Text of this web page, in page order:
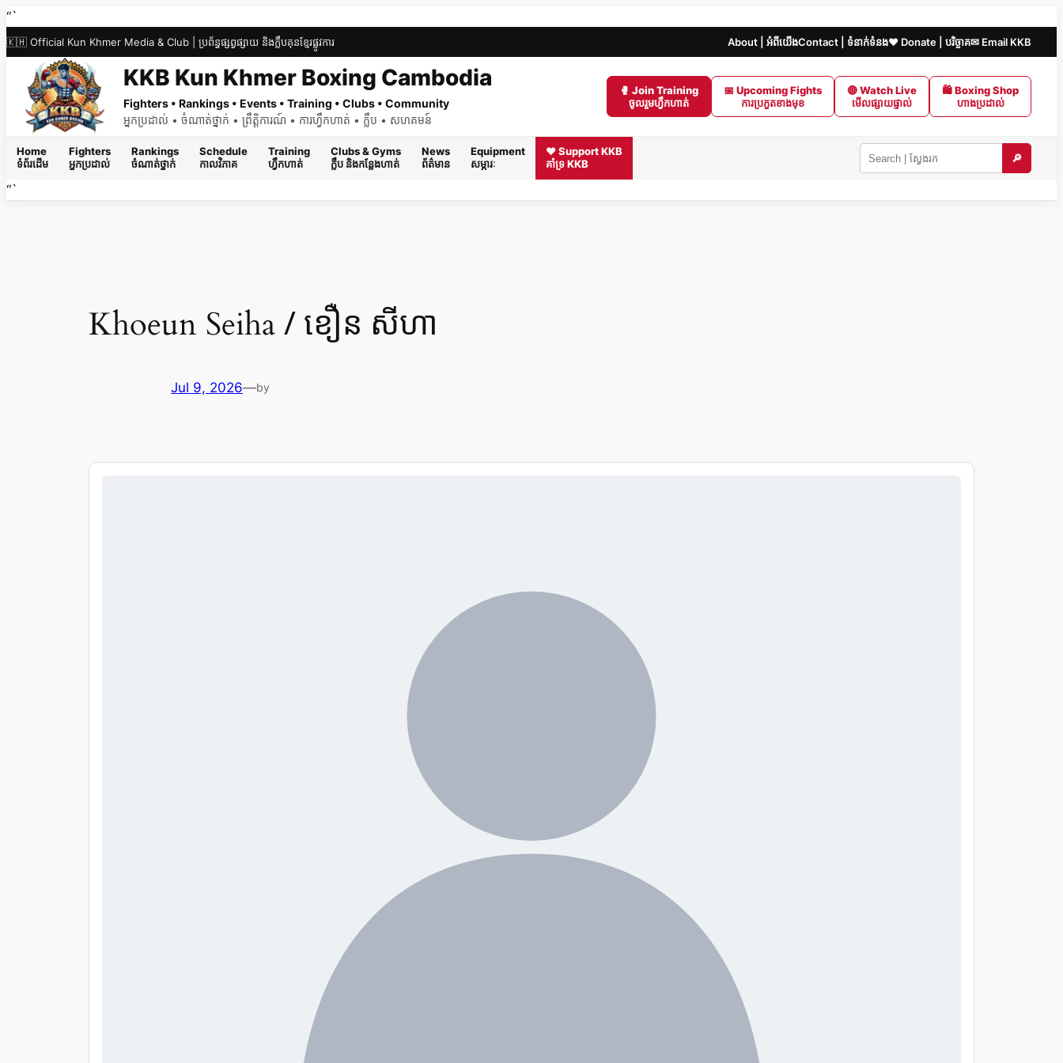
Skip
to
content
“`
🇰🇭 Official Kun Khmer Media & Club | ប្រព័ន្ធផ្សព្វផ្សាយ និងក្លឹបគុនខ្មែរផ្លូវការ About | អំពីយើងContact | ទំនាក់ទំនង❤️ Donate | បរិច្ចាគ✉ Email KKB
KKB Kun Khmer Boxing Cambodia
Fighters • Rankings • Events • Training • Clubs • Community
អ្នកប្រដាល់ • ចំណាត់ថ្នាក់ • ព្រឹត្តិការណ៍ • ការហ្វឹកហាត់ • ក្លឹប • សហគមន៍
🥊 Join Training
ចូលរួមហ្វឹកហាត់
📅 Upcoming Fights
ការប្រកួតខាងមុខ
🔴 Watch Live
មើលផ្សាយផ្ទាល់
🛍 Boxing Shop
ហាងប្រដាល់
Home
ទំព័រដើម
Fighters
អ្នកប្រដាល់
Rankings
ចំណាត់ថ្នាក់
Schedule
កាលវិភាគ
Training
ហ្វឹកហាត់
Clubs & Gyms
ក្លឹប និងកន្លែងហាត់
News
ព័ត៌មាន
Equipment
សម្ភារៈ
❤️ Support KKB
គាំទ្រ KKB
Search
🔎
“`
Khoeun Seiha / ខឿន សីហា
Jul 9, 2026—by